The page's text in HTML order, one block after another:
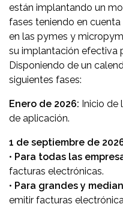
están implantando un
fases teniendo en
en las pymes y
su implantación efectiva
Disponiendo de un
siguientes fases:
Enero de 2026: Inicio de
de aplicación.
1 de septiembre de
• Para todas las
facturas electrónicas.
• Para grandes y
emitir facturas